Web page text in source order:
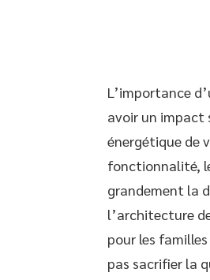
L’importance
avoir un
énergétique de
fonctionnalité,
grandement la
l’architecture
pour les
pas sacrifier la